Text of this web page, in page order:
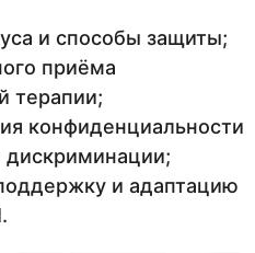
и способы защиты;
приёма
терапии;
конфиденциальности
и адаптацию